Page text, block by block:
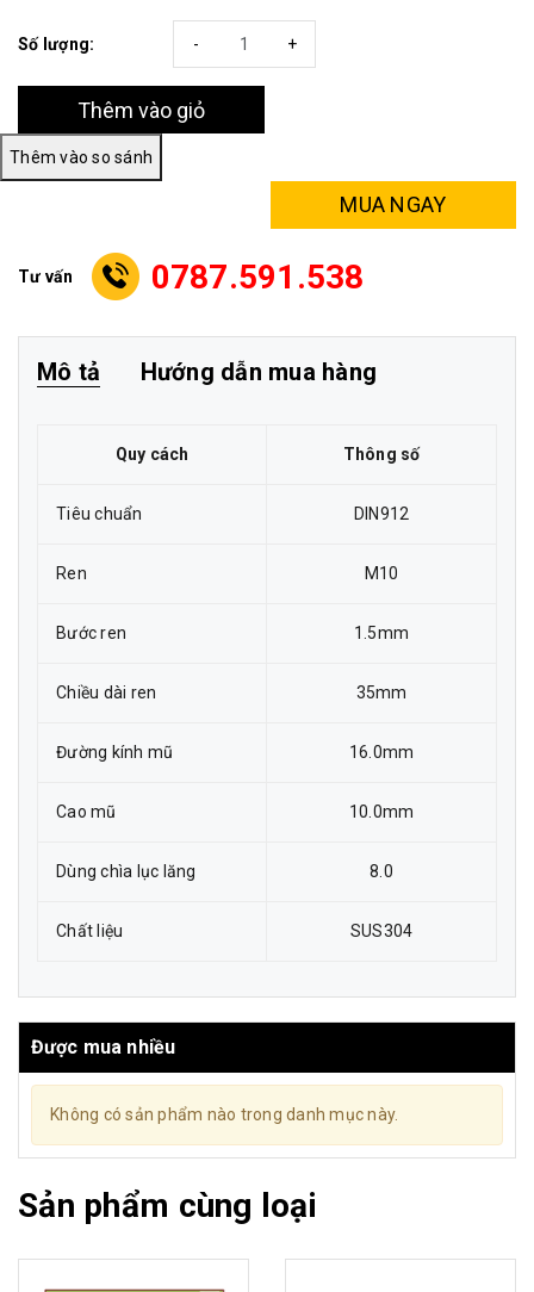
Số lượng: +
-
Thêm vào giỏ
MUA NGAY
Tư vấn 0787.591.538
Mô tả Hướng dẫn mua hàng
Quy cách Thông số
Tiêu chuẩn DIN912
Ren M10
Bước ren 1.5mm
Chiều dài ren 35mm
Đường kính mũ 16.0mm
Cao mũ 10.0mm
Dùng chìa lục lăng 8.0
Chất liệu SUS304
Được mua nhiều
Không có sản phẩm nào trong danh mục này.
Sản phẩm cùng loại